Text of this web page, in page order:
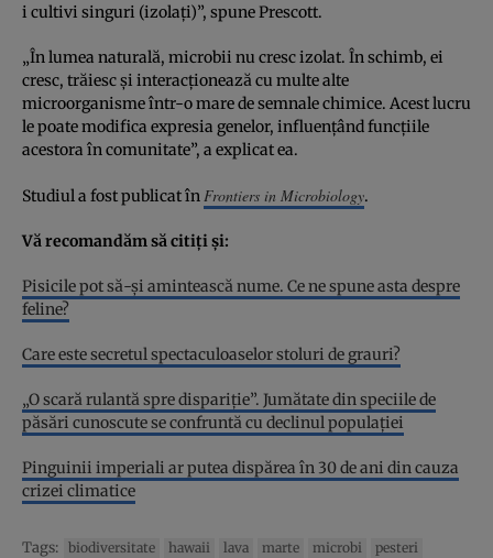
i cultivi singuri (izolați)”, spune Prescott.
„În lumea naturală, microbii nu cresc izolat. În schimb, ei
cresc, trăiesc și interacționează cu multe alte
microorganisme într-o mare de semnale chimice. Acest lucru
le poate modifica expresia genelor, influențând funcțiile
acestora în comunitate”, a explicat ea.
Studiul a fost publicat în Frontiers in Microbiology.
Vă recomandăm să citiți și:
Pisicile pot să-și amintească nume. Ce ne spune asta despre
feline?
Care este secretul spectaculoaselor stoluri de grauri?
„O scară rulantă spre dispariție”. Jumătate din speciile de
păsări cunoscute se confruntă cu declinul populației
Pinguinii imperiali ar putea dispărea în 30 de ani din cauza
crizei climatice
Tags: biodiversitate hawaii lava marte microbi pesteri